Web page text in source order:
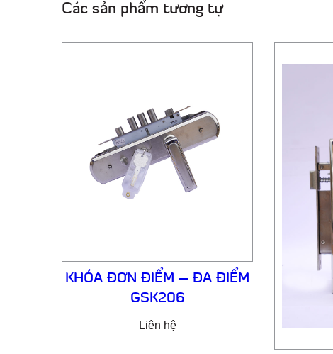
Các sản phẩm tương tự
KHÓA ĐƠN ĐIỂM – ĐA ĐIỂM
GSK206
Liên hệ